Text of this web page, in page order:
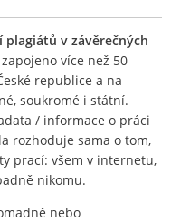
plagiátů v závěrečných
více než 50
republice a na
soukromé i státní.
/ informace o práci
rozhoduje sama o tom,
prací: všem v internetu,
nikomu.
nebo